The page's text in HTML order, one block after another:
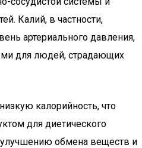
Калий, в частности,
артериального давления,
для людей, страдающих
калорийность, что
для диетического
улучшению обмена веществ и